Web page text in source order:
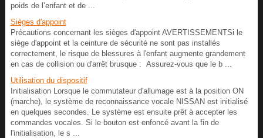
poids de l’enfant et de ...
Sièges d'appoint
Précautions concernant les sièges d'appoint AVERTISSEMENTSi le
siège d'appoint et la ceinture de sécurité ne sont pas installés
correctement, le risque de blessures à l'enfant augmente grandement
en cas de collision ou d'arrêt brusque : Assurez-vous que le b ...
Utilisation du dispositif
Initialisation Lorsque le commutateur d'allumage est à la position ON
(marche), le système de reconnaissance vocale NISSAN est initialisé
en quelques secondes. Le système est ensuite prêt à accepter les
commandes vocales. Si le bouton est enfoncé avant la fin de
l'initialisation, le s ...